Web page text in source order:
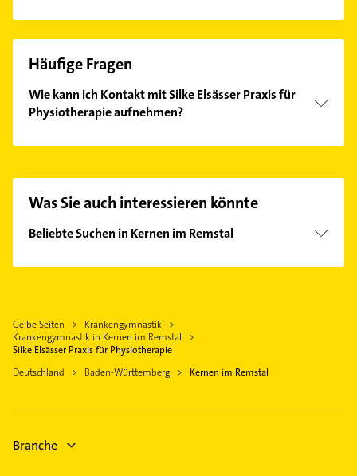
Häufige Fragen
Wie kann ich Kontakt mit Silke Elsässer Praxis für
Physiotherapie aufnehmen?
Hier finden Sie alleKontaktdaten
Was Sie auch interessieren könnte
Beliebte Suchen in Kernen im Remstal
Elektroinstallation
Elektriker
Elektro Reparatur
Gebäudereinigung
Gelbe Seiten
Krankengymnastik
Krankengymnastik in Kernen im Remstal
Silke Elsässer Praxis für Physiotherapie
Deutschland
Baden-Württemberg Kernen im Remstal
Branche